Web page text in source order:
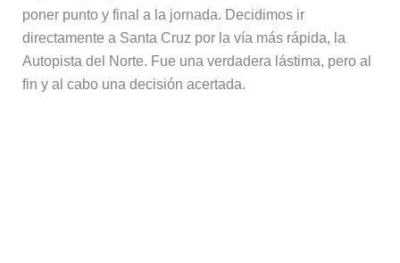
poner punto y final a la jornada. Decidimos ir
directamente a Santa Cruz por la vía más rápida, la
Autopista del Norte. Fue una verdadera lástima, pero al
fin y al cabo una decisión acertada.